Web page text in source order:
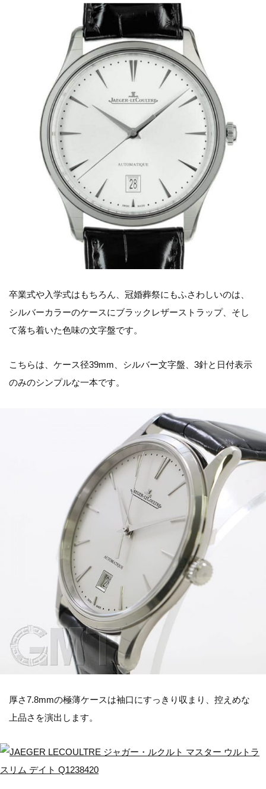
卒業式や入学式はもちろん、冠婚葬祭にもふさわしいのは、
シルバーカラーのケースにブラックレザーストラップ、そし
て落ち着いた色味の文字盤です。
こちらは、ケース径39mm、シルバー文字盤、3針と日付表示
のみのシンプルな一本です。
厚さ7.8mmの極薄ケースは袖口にすっきり収まり、控えめな
上品さを演出します。